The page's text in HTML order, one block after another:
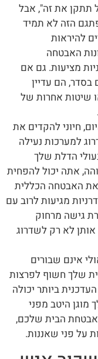
תתקן את זה", אבל
הזה לא תמיד
להיראות
האבטחה
מציעות. גם אם
בסדר, הם עדיין
שיטות אחרות של
חיוני להקדים את
למערכות נעילה
הדלת שלך
אתה יכול להפחית
האבטחה הכללית
מגיעות לרוב עם
גישה מרחוק
לא רק לשדרוג
אינם שבורים
שלך חשוף לפרצות
ביותר יכולה
היטב מפני
לאבטחת הבית שלכם,
על פני שאננות.